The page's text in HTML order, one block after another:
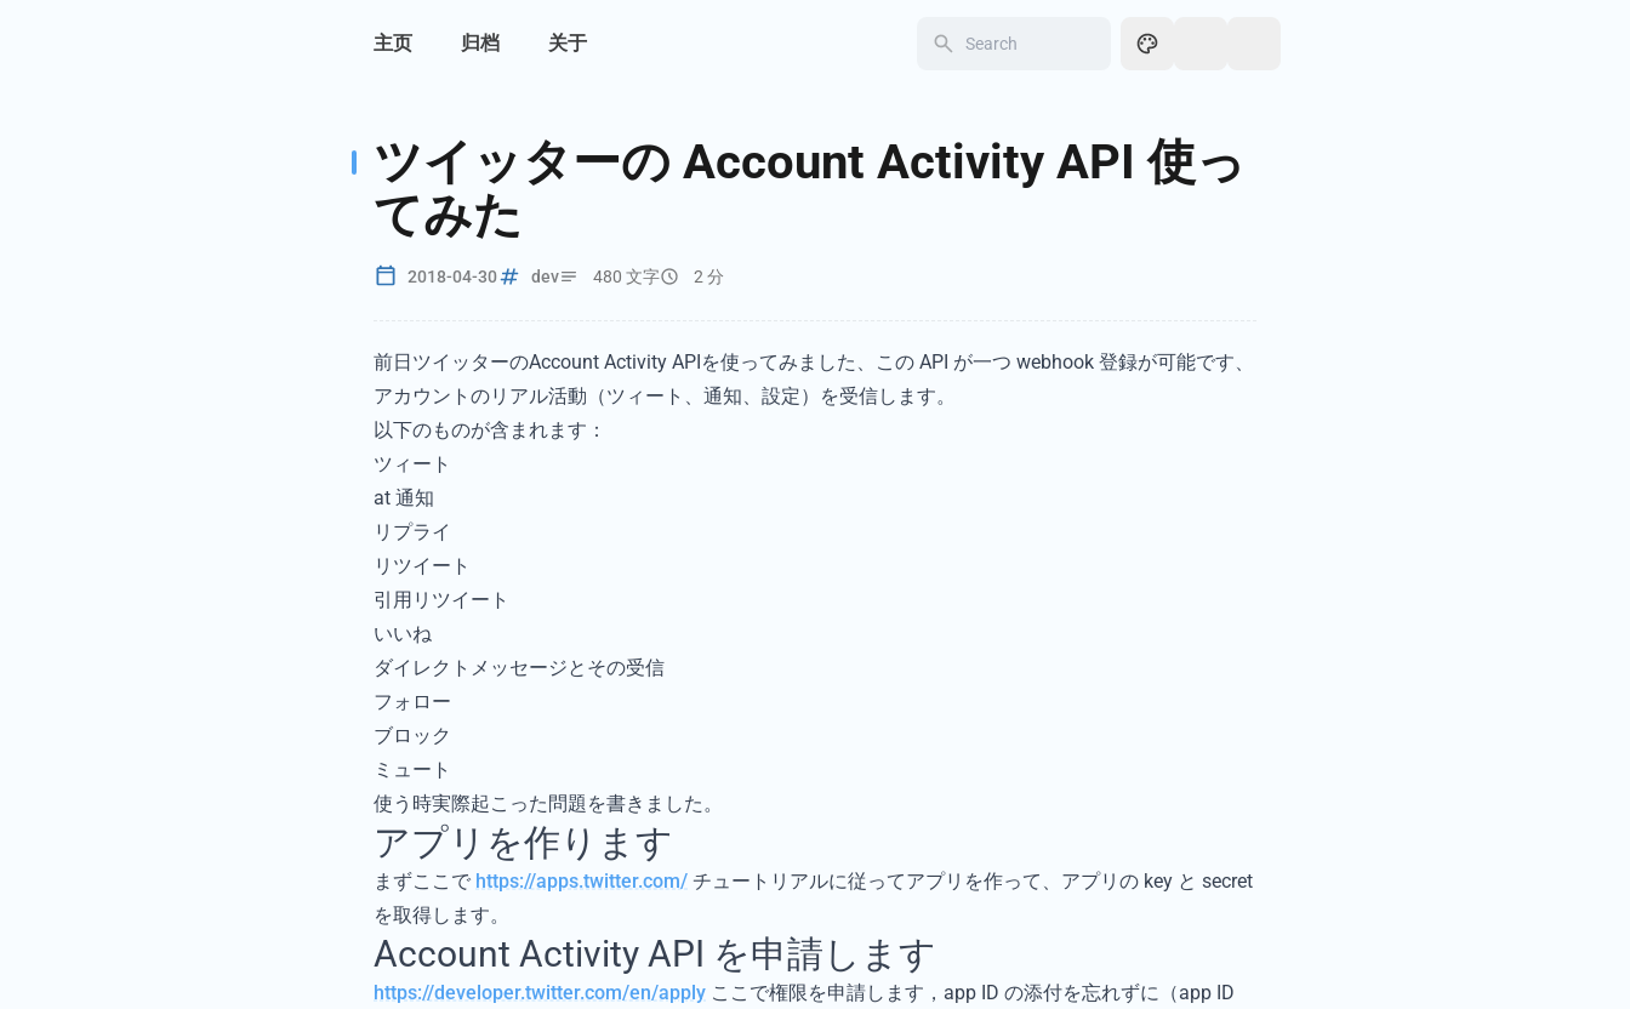
主页 归档 关于
日本語
ツイッターの Account Activity API 使っ
てみた
2018-04-30 dev 480 文字 2 分
前日ツイッターのAccount Activity APIを使ってみました、この API が一つ webhook 登録が可能です、
アカウントのリアル活動（ツィート、通知、設定）を受信します。
以下のものが含まれます：
ツィート
at 通知
リプライ
リツイート
引用リツイート
いいね
ダイレクトメッセージとその受信
フォロー
ブロック
ミュート
使う時実際起こった問題を書きました。
アプリを作ります
まずここで https://apps.twitter.com/ チュートリアルに従ってアプリを作って、アプリの key と secret
を取得します。
Account Activity API を申請します
https://developer.twitter.com/en/apply ここで権限を申請します，app ID の添付を忘れずに（app ID